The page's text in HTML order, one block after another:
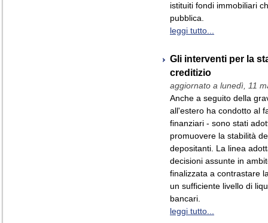
istituiti fondi immobiliari
pubblica.
leggi tutto...
Gli interventi per la
creditizio
aggiornato a lunedì, 11
Anche a seguito della
all'estero ha condotto al
finanziari - sono stati
promuovere la stabilità
depositanti. La linea
decisioni assunte in
finalizzata a contrastare
un sufficiente livello di
bancari.
leggi tutto...